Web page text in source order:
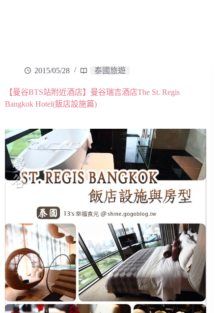
2015/05/28 泰國旅遊
【曼谷BTS站附近酒店】曼谷瑞吉酒店The St. Regis
Bangkok Hotel(飯店設施篇)